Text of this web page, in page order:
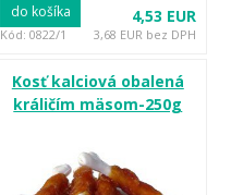
Kód: 0822/1
4,53 EUR
3,68 EUR bez DPH
do košíka
Kosť kalciová obalená
králičím mäsom-250g